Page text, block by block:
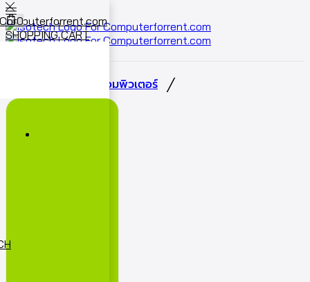
0
SHOPPING CART
เช่าจอคอมพิวเตอร์ /